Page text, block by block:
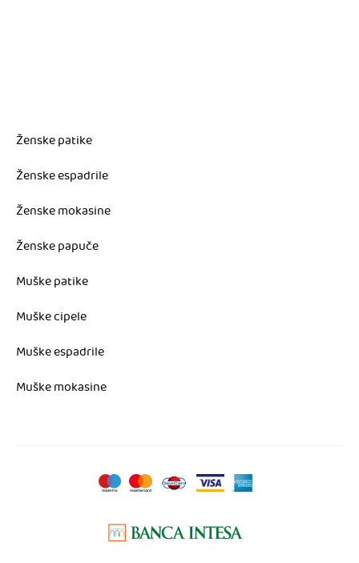
Ženske patike
Ženske espadrile
Ženske mokasine
Ženske papuče
Muške patike
Muške cipele
Muške espadrile
Muške mokasine